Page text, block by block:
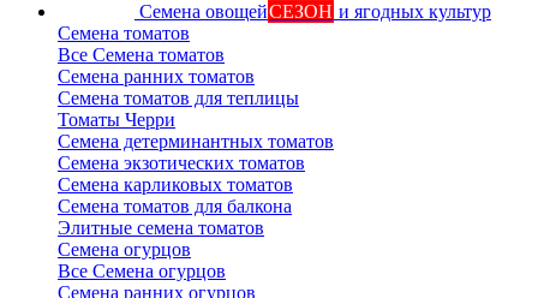
Семена овощейСЕЗОН и ягодных культур
Семена томатов
Все Семена томатов
Семена ранних томатов
Семена томатов для теплицы
Томаты Черри
Семена детерминантных томатов
Семена экзотических томатов
Семена карликовых томатов
Семена томатов для балкона
Элитные семена томатов
Семена огурцов
Все Семена огурцов
Семена ранних огурцов